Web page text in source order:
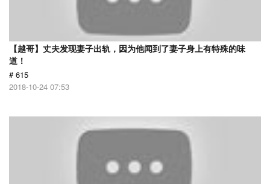
【越哥】丈夫发现妻子出轨，因为他闻到了妻子身上有特殊的味
道！
# 615
2018-10-24 07:53